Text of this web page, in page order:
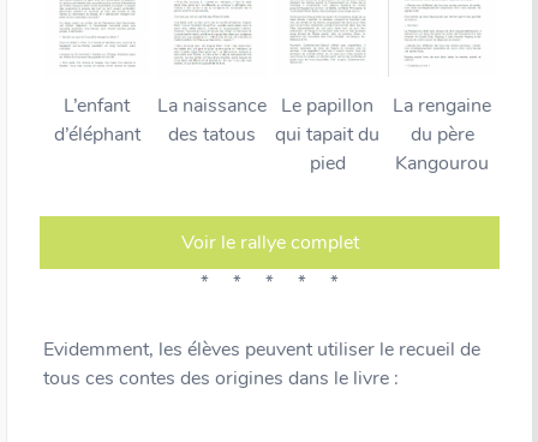
L’enfant
d’éléphant
La naissance
des tatous
Le papillon
qui tapait du
pied
La rengaine
du père
Kangourou
Voir le rallye complet
* * * * *
Evidemment, les élèves peuvent utiliser le recueil de
tous ces contes des origines dans le livre :